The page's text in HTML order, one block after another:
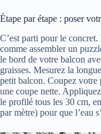
Étape par étape : poser
C’est parti pour le concret.
comme assembler un
le bord de votre balcon
graisses. Mesurez la
petit balcon. Coupez votre
une coupe nette.
le profilé tous les 30 cm,
par mètre) pour que l’eau